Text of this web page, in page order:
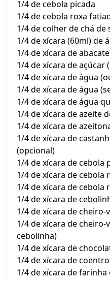
1/4 de cebola picada
1/4 de cebola roxa
1/4 de colher de chá de
1/4 de xícara (60ml) de
1/4 de xícara de
1/4 de xícara de açúcar
1/4 de xícara de água
1/4 de xícara de água
1/4 de xícara de água
1/4 de xícara de azeite
1/4 de xícara de
1/4 de xícara de
(opcional)
1/4 de xícara de cebola
1/4 de xícara de cebola
1/4 de xícara de cebola
1/4 de xícara de
1/4 de xícara de cheiro-
1/4 de xícara de cheiro-
cebolinha)
1/4 de xícara de
1/4 de xícara de
1/4 de xícara de farinha